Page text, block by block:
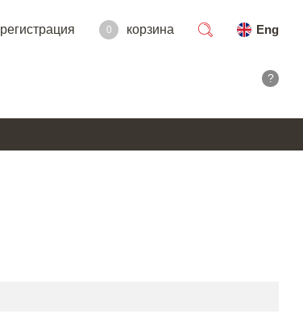
регистрация 0 корзина
Eng
?